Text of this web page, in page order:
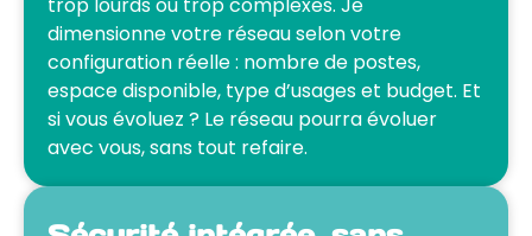
trop lourds ou trop complexes. Je
dimensionne votre réseau selon votre
configuration réelle : nombre de postes,
espace disponible, type d’usages et budget. Et
si vous évoluez ? Le réseau pourra évoluer
avec vous, sans tout refaire.